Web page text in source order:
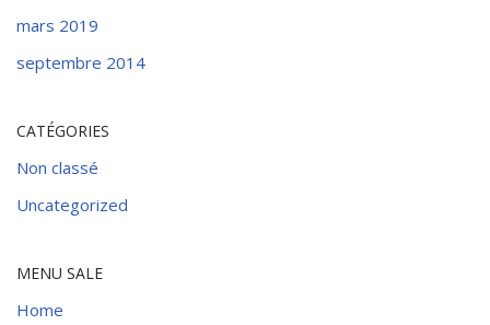
mars 2019
septembre 2014
CATÉGORIES
Non classé
Uncategorized
MENU SALE
Home